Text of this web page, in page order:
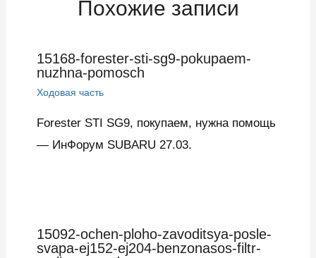
Похожие записи
15168-forester-sti-sg9-pokupaem-
nuzhna-pomosch
Ходовая часть
Forester STI SG9, покупаем, нужна помощь
— ИнФорум SUBARU 27.03.
15092-ochen-ploho-zavoditsya-posle-
svapa-ej152-ej204-benzonasos-filtr-